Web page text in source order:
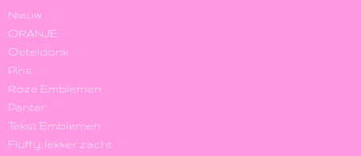
Nieuw
ORANJE
Oeteldonk
Pins
Roze Emblemen
Panter
Tekst Emblemen
Fluffy, lekker zacht